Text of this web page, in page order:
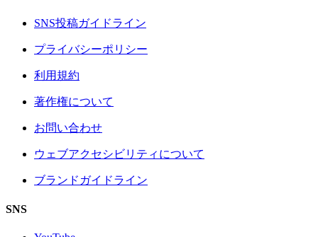
SNS投稿ガイドライン
プライバシーポリシー
利用規約
著作権について
お問い合わせ
ウェブアクセシビリティについて
ブランドガイドライン
SNS